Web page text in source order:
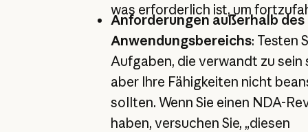
was erforderlich ist, um
Anforderungen außerhalb des
Anwendungsbereichs: Testen
Aufgaben, die verwandt zu sein
aber Ihre Fähigkeiten nicht
sollten. Wenn Sie einen NDA-
haben, versuchen Sie, „diesen